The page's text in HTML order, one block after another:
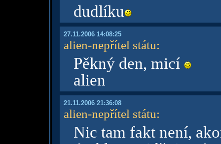
dudlíku
27.11.2006 14:08:25
alien-nepřítel státu:
Pěkný den, micí
alien
21.11.2006 21:36:08
alien-nepřítel státu:
Nic tam fakt není,